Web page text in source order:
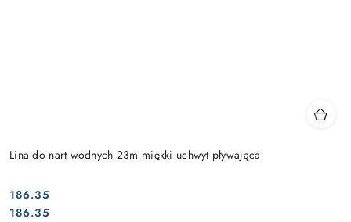
Lina do nart wodnych 23m miękki uchwyt pływająca
Cena:
186.35
Cena:
186.35